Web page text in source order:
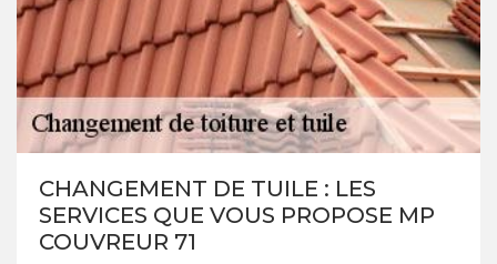
CHANGEMENT DE TUILE : LES
SERVICES QUE VOUS PROPOSE MP
COUVREUR 71